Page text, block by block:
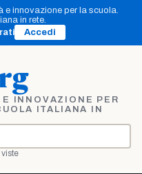
e innovazione per la scuola.
in rete.
Accedi
INNOVAZIONE PER
ITALIANA IN